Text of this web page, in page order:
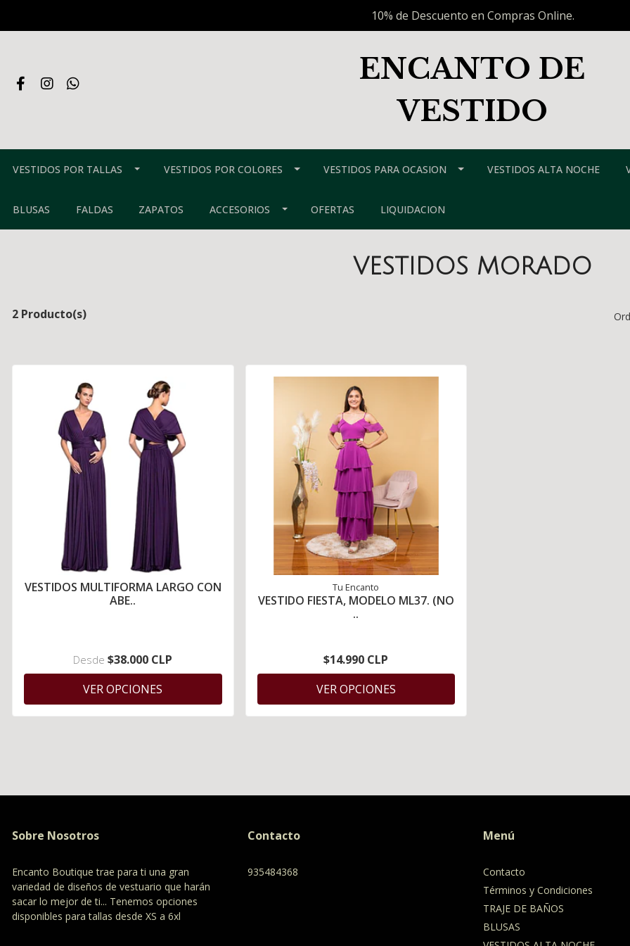
10% de Descuento en Compras Online.
ENCANTO DE
VESTIDO
VESTIDOS POR TALLAS VESTIDOS POR COLORES VESTIDOS PARA OCASION VESTIDOS ALTA NOCHE
BLUSAS FALDAS ZAPATOS ACCESORIOS OFERTAS LIQUIDACION
VESTIDOS MORADO
2 Producto(s)
VESTIDOS MULTIFORMA LARGO CON
ABE..
Desde$38.000 CLP
VER OPCIONES
Tu Encanto
VESTIDO FIESTA, MODELO ML37. (NO
..
$14.990 CLP
VER OPCIONES
Sobre Nosotros
Encanto Boutique trae para ti una gran
variedad de diseños de vestuario que harán
sacar lo mejor de ti... Tenemos opciones
disponibles para tallas desde XS a 6xl
Contacto
935484368
Menú
Contacto
Términos y Condiciones
TRAJE DE BAÑOS
BLUSAS